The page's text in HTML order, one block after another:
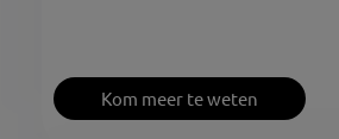
Kom meer te weten